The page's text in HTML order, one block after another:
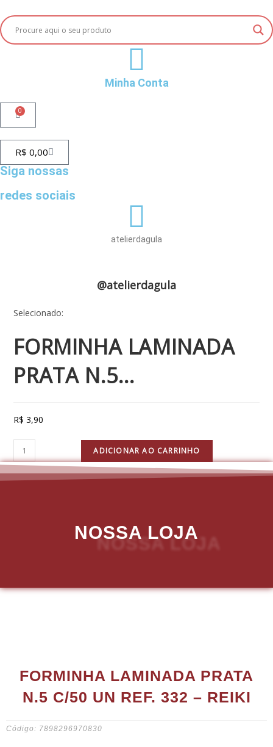
Minha Conta
0
R$ 0,00
Siga nossas
redes sociais
atelierdagula
@atelierdagula
Selecionado:
FORMINHA LAMINADA
PRATA N.5…
R$ 3,90
ADICIONAR AO CARRINHO
NOSSA LOJA
FORMINHA LAMINADA PRATA
N.5 C/50 UN REF. 332 – REIKI
Código: 7898296970830